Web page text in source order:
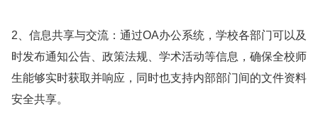
2、信息共享与交流：通过OA办公系统，学校各部门可以及
时发布通知公告、政策法规、学术活动等信息，确保全校师
生能够实时获取并响应，同时也支持内部部门间的文件资料
安全共享。